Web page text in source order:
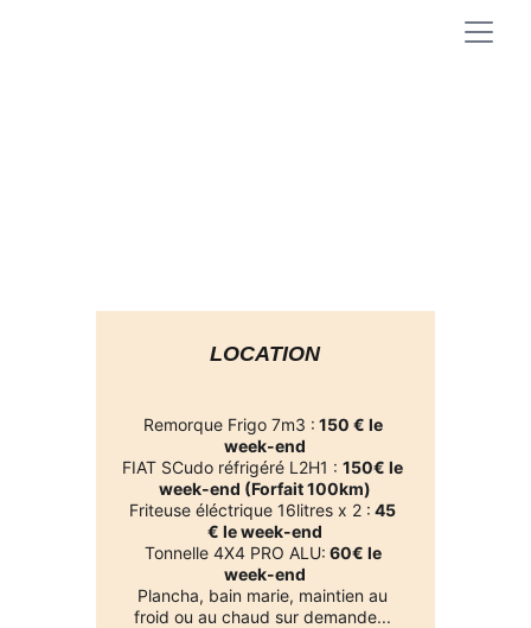
Remorque Frigo 7m3 : 150 € le
week-end
FIAT SCudo réfrigéré L2H1 : 150€ le
week-end (Forfait 100km)
Friteuse éléctrique 16litres x 2 : 45
€ le week-end
Tonnelle 4X4 PRO ALU: 60€ le
week-end
Plancha, bain marie, maintien au
froid ou au chaud sur demande...
LOCATION